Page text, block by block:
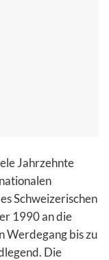
Jahrzehnte
Schweizerischen
1990 an die
Werdegang bis zu
Die